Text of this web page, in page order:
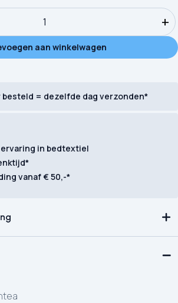
ZouZou Antea aantal
+
aan winkelwagen
besteld = dezelfde dag verzonden*
ervaring in bedtextiel
vanaf € 50,-*